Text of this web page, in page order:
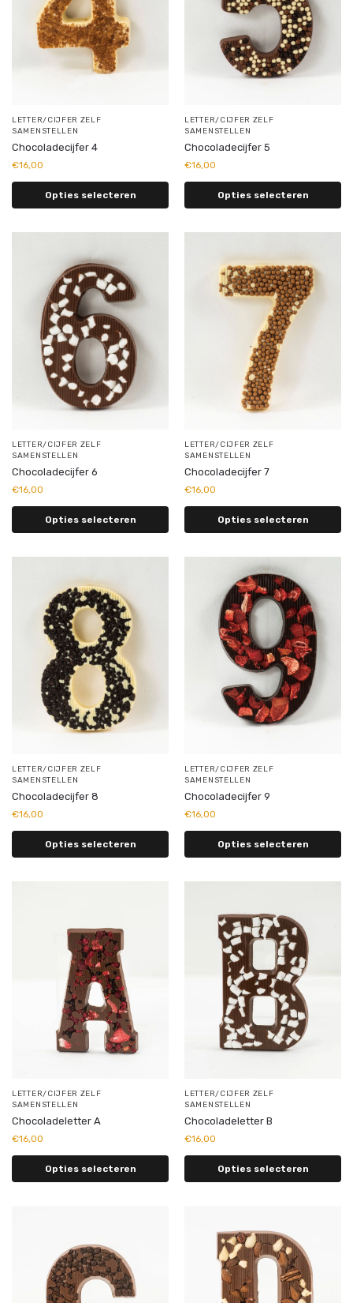
LETTER/CIJFER ZELF
SAMENSTELLEN
Chocoladecijfer 4
€16,00
Opties selecteren
LETTER/CIJFER ZELF
SAMENSTELLEN
Chocoladecijfer 5
€16,00
Opties selecteren
LETTER/CIJFER ZELF
SAMENSTELLEN
Chocoladecijfer 6
€16,00
Opties selecteren
LETTER/CIJFER ZELF
SAMENSTELLEN
Chocoladecijfer 7
€16,00
Opties selecteren
LETTER/CIJFER ZELF
SAMENSTELLEN
Chocoladecijfer 8
€16,00
Opties selecteren
LETTER/CIJFER ZELF
SAMENSTELLEN
Chocoladecijfer 9
€16,00
Opties selecteren
LETTER/CIJFER ZELF
SAMENSTELLEN
Chocoladeletter A
€16,00
Opties selecteren
LETTER/CIJFER ZELF
SAMENSTELLEN
Chocoladeletter B
€16,00
Opties selecteren